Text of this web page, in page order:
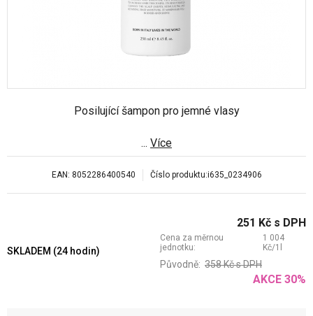
Posilující šampon pro jemné vlasy
... Více
EAN: 8052286400540 Číslo produktu:i635_0234906
SKLADEM (24 hodin)
251 Kč s DPH
Cena za měrnou
jednotku:
1 004
Kč/1
Původně: 358Kčs DPH
AKCE 30%